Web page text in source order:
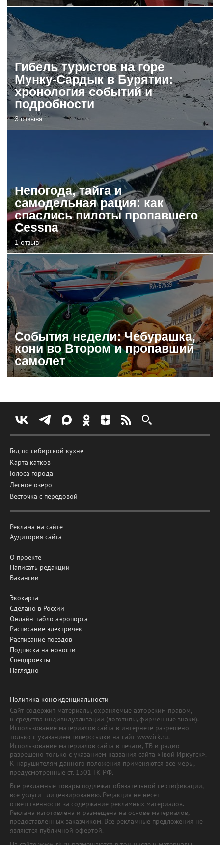
Гибель туристов на горе
Мунку-Сардык в Бурятии:
хронология событий и
подробности
3 отзыва
Непогода, тайга и
самодельная рация: как
спаслись пилоты пропавшего
Cessna
1 отзыв
События недели: Чебурашка,
кони во Втором и пропавший
самолет
Гид по сибирской кухне
Карта катков
Голоса города
Лесное озеро
Весточка с передовой
Реклама на сайте
Аудитория сайта
О проекте
Написать редакции
Вакансии
Экокарта
Сделано в России
Онлайн-табло аэропорта
Расписание электричек
Расписание поездов
Подписка на новости
Спецпроекты
Наглядно
Политика конфиденциальности
Сайт содержит материалы, охраняемые авторским правом,
и средства индивидуализации (логотипы, фирменные знаки).
Использование материалов сайта в интернете разрешено
только с указанием гиперссылки на сайт www.irk.ru.
Использование материалов сайта в печати, ТВ и радио
разрешено только с указанием названия сайта «Твой Иркутск».
К нарушителям данного положения применяются все меры,
предусмотренные ст. 1301 ГК РФ.
Все рекламные товары подлежат обязательной сертификации,
все услуги - лицензированию. Редакция не несет
ответственности за содержание рекламных материалов.
Реклама изготовлена и размещена на основе материалов,
предоставленных заказчиком. Все рекламные предложения не
являются публичной офертой.